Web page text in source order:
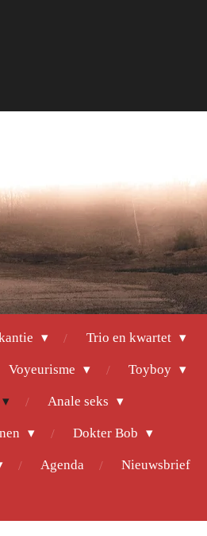
Trio en kwartet
Voyeurisme Toyboy
Anale seks
Dokter Bob
Agenda Nieuwsbrief